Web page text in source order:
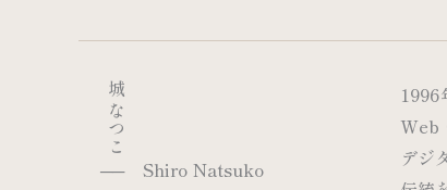
城 なつこ
── Shiro Natsuko
1996
Web
デジ